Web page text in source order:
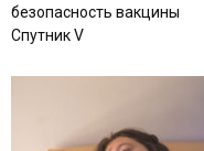
безопасность вакцины
Спутник V